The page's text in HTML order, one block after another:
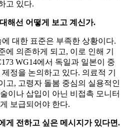
고 있다.
해선 어떻게 보고 계신가.
대한 표준은 부족한 상황이다.
에 의존하게 되고, 이로 인해 기
WG14에서 독일과 일본이 중
정을 논의하고 있다. 의료적 기
고, 고령자 돌봄 중심의 실용적인
이나 삽입이 아닌 비접촉 모니터
보급되어야 한다.
게 전하고 싶은 메시지가 있다면.